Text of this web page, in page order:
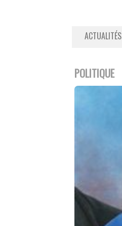
ACTUALITÉS
POLITIQUE